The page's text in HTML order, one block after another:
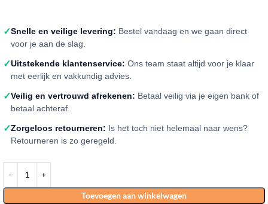
✓Snelle en veilige levering: Bestel vandaag en we gaan direct
voor je aan de slag.
✓Uitstekende klantenservice: Ons team staat altijd voor je klaar
met eerlijk en vakkundig advies.
✓Veilig en vertrouwd afrekenen: Betaal veilig via je eigen bank of
betaal achteraf.
✓Zorgeloos retourneren: Is het toch niet helemaal naar wens?
Retourneren is zo geregeld.
Toevoegen aan winkelwagen